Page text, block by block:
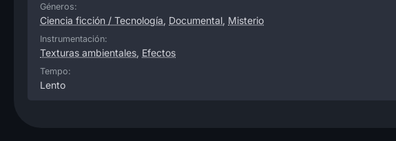
Géneros:
Ciencia ficción / Tecnología, Documental, Misterio
Instrumentación:
Texturas ambientales, Efectos
Tempo:
Lento